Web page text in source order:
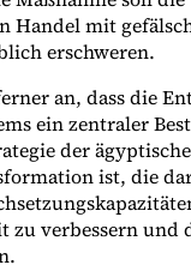
werdenWählen
Handel mit
erschweren.
an, dass die
ein zentraler
der
ist, die
zu verbessern